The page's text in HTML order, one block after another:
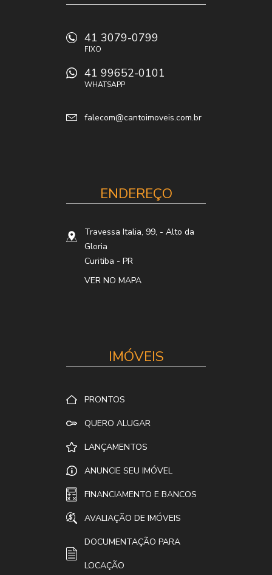
41 3079-0799
FIXO
41 99652-0101
WHATSAPP
falecom@cantoimoveis.com.br
ENDEREÇO
Travessa Italia, 99, - Alto da
Gloria
Curitiba - PR
VER NO MAPA
IMÓVEIS
PRONTOS
QUERO ALUGAR
LANÇAMENTOS
ANUNCIE SEU IMÓVEL
FINANCIAMENTO E BANCOS
AVALIAÇÃO DE IMÓVEIS
DOCUMENTAÇÃO PARA
LOCAÇÃO